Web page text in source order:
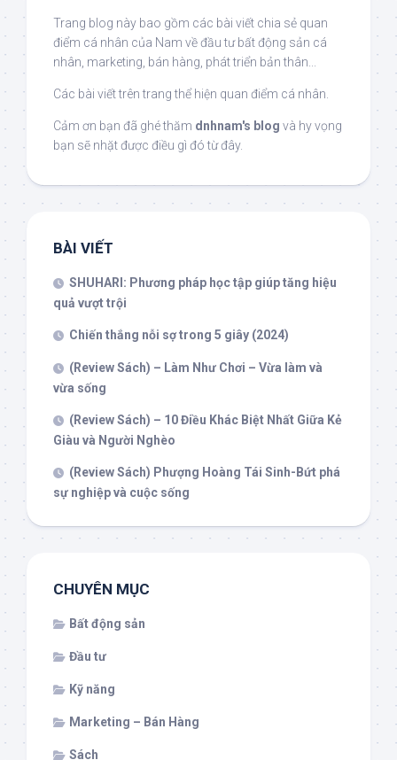
Trang blog này bao gồm các bài viết chia sẻ quan
điểm cá nhân của Nam về đầu tư bất động sản cá
nhân, marketing, bán hàng, phát triển bản thân...
Các bài viết trên trang thể hiện quan điểm cá nhân.
Cảm ơn bạn đã ghé thăm dnhnam's blog và hy vọng
bạn sẽ nhặt được điều gì đó từ đây.
BÀI VIẾT
SHUHARI: Phương pháp học tập giúp tăng hiệu
quả vượt trội
Chiến thắng nỗi sợ trong 5 giây (2024)
(Review Sách) – Làm Như Chơi – Vừa làm và
vừa sống
(Review Sách) – 10 Điều Khác Biệt Nhất Giữa Kẻ
Giàu và Người Nghèo
(Review Sách) Phượng Hoàng Tái Sinh-Bứt phá
sự nghiệp và cuộc sống
CHUYÊN MỤC
Bất động sản
Đầu tư
Kỹ năng
Marketing – Bán Hàng
Sách